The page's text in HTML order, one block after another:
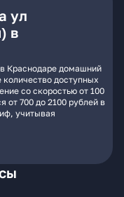
ул
в
Краснодаре домашний
доступных
со скоростью от 100
от 700 до 2100 рублей в
учитывая